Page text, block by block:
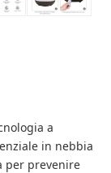
a
in nebbia
per prevenire